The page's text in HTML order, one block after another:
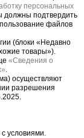
–
персональных
должны подтвердить
файлов
(блоки «Недавно
товары»).
«Сведения о
осуществляют
разрешения
условиями.